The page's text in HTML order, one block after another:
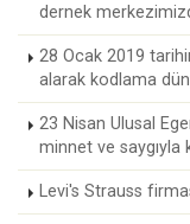
dernek
28 Ocak 2019
alarak kodlama
23 Nisan Ulusal
minnet ve saygıyla
Levi's Strauss